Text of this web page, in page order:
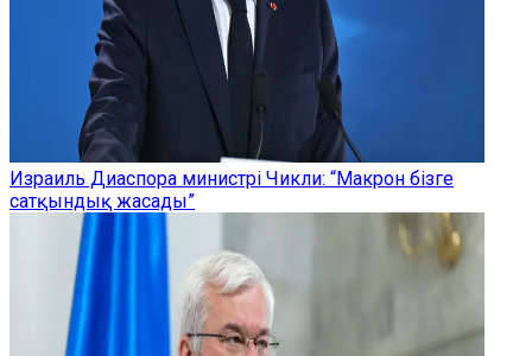
Израиль Диаспора министрі Чикли: “Макрон бізге
сатқындық жасады”